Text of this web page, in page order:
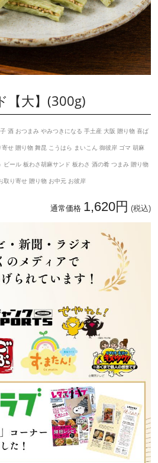
【大】(300g)
酒 おつまみ やみつきになる 手土産 大阪 贈り物 喜ば
せ 贈り物 舞昆 こうはら まいこん 御彼岸 ゴマ 胡麻
ビール 板わさ胡麻サンド 板わさ 酒の肴 つまみ 贈り物
取り寄せ 贈り物 お中元 お彼岸
通常価格 1,620円 (税込)